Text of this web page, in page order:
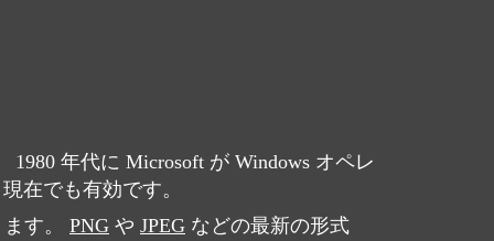
年代に Microsoft が Windows オペレ
在でも有効です。
す。 PNG や JPEG などの最新の形式